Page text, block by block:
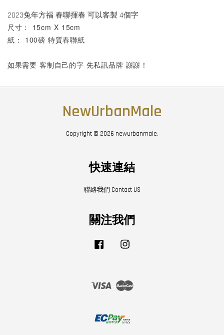
2023兔年方福 春聯揮春 可以客製 4個字
尺寸： 15cm X 15cm
紙： 100磅 特質春聯紙
如果需要 客制自己的字 先私訊品牌 謝謝！
NewUrbanMale
Copyright © 2026 newurbanmale.
快速連結
聯絡我們 Contact US
關注我們
Facebook
Visa Master